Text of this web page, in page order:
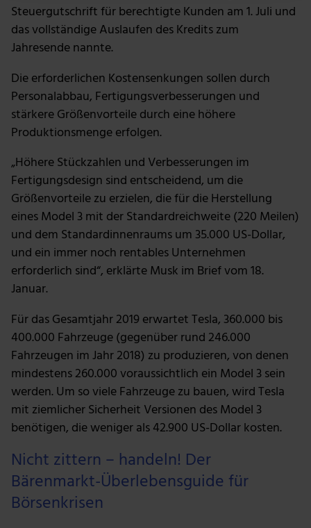
Wir verwenden Cookies, um Inhalte und Anzeigen zu
personalisieren, Funktionen für soziale Medien anbieten
analysieren. Außerdem geben wir Informationen zu
deiner Verwendung unserer Website an unsere Partner
für soziale Medien, Werbung und Analysen weiter.
Unsere Partner führen diese Informationen
ihnen bereitgestellt hast oder die sie im Rahmen deiner
Nutzung der Dienste gesammelt haben.
Steuergutschrift für berechtigte Kunden am 1. Juli und
das vollständige Auslaufen des Kredits zum
Jahresende nannte.
Die erforderlichen Kostensenkungen sollen durch
Personalabbau, Fertigungsverbesserungen und
stärkere Größenvorteile durch eine höhere
Produktionsmenge erfolgen.
„Höhere Stückzahlen und Verbesserungen im
Fertigungsdesign sind entscheidend, um die
Größenvorteile zu erzielen, die für die Herstellung
eines Model 3 mit der Standardreichweite (220 Meilen)
und dem Standardinnenraums um 35.000 US-Dollar,
und ein immer noch rentables Unternehmen
erforderlich sind“, erklärte Musk im Brief vom 18.
Januar.
Für das Gesamtjahr 2019 erwartet Tesla, 360.000 bis
400.000 Fahrzeuge (gegenüber rund 246.000
Fahrzeugen im Jahr 2018) zu produzieren, von denen
mindestens 260.000 voraussichtlich ein Model 3 sein
werden. Um so viele Fahrzeuge zu bauen, wird Tesla
mit ziemlicher Sicherheit Versionen des Model 3
benötigen, die weniger als 42.900 US-Dollar kosten.
Nicht zittern – handeln! Der
Bärenmarkt-Überlebensguide für
Börsenkrisen